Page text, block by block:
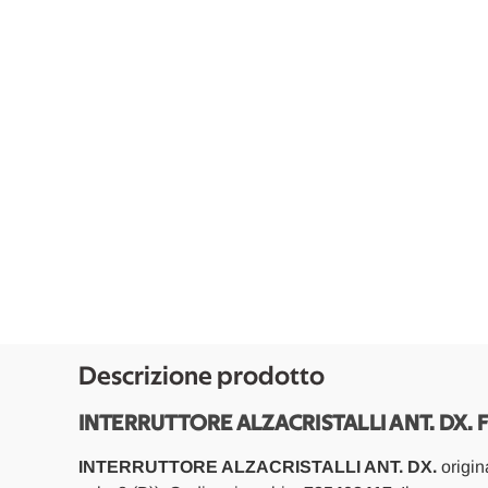
Descrizione prodotto
INTERRUTTORE ALZACRISTALLI ANT.
INTERRUTTORE ALZACRISTALLI ANT. DX.